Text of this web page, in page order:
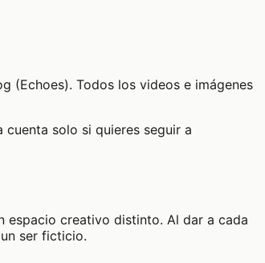
(Echoes). Todos los videos e imágenes
solo si quieres seguir a
espacio creativo distinto. Al dar a cada
ser ficticio.